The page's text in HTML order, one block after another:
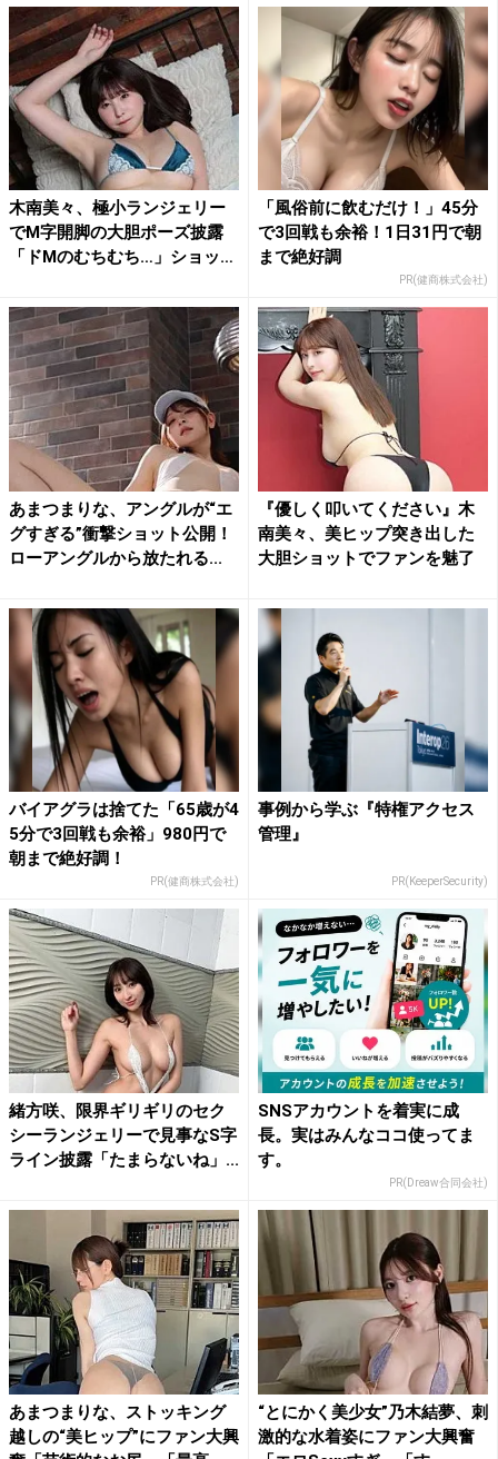
木南美々、極小ランジェリー
でM字開脚の大胆ポーズ披露
「ドMのむちむち…」ショッ
「風俗前に飲むだけ！」45分
で3回戦も余裕！1日31円で朝
まで絶好調
PR(健商株式会社)
あまつまりな、アングルが“エ
グすぎる”衝撃ショット公開！
ローアングルから放たれる...
『優しく叩いてください』木
南美々、美ヒップ突き出した
大胆ショットでファンを魅了
バイアグラは捨てた「65歳が4
5分で3回戦も余裕」980円で
朝まで絶好調！
PR(健商株式会社)
事例から学ぶ『特権アクセス
管理』
PR(KeeperSecurity)
緒方咲、限界ギリギリのセク
シーランジェリーで見事なS字
ライン披露「たまらないね」...
SNSアカウントを着実に成
長。実はみんなココ使ってま
す。
PR(Dreaw合同会社)
あまつまりな、ストッキング
越しの“美ヒップ”にファン大興
“とにかく美少女”乃木結夢、刺
激的な水着姿にファン大興奮